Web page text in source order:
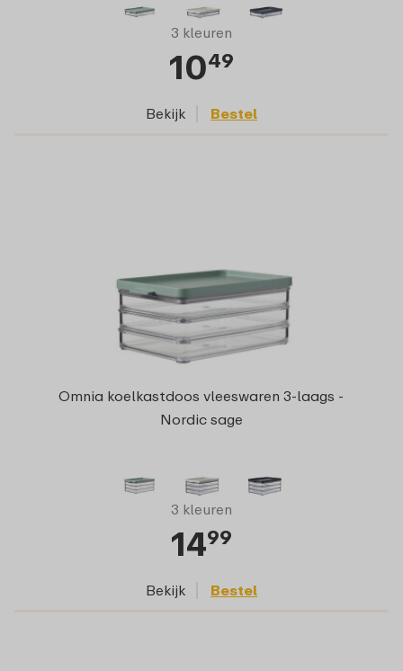
3 kleuren
1049
Bekijk Bestel
Omnia koelkastdoos vleeswaren 3-laags -
Nordic sage
3 kleuren
1499
Bekijk Bestel